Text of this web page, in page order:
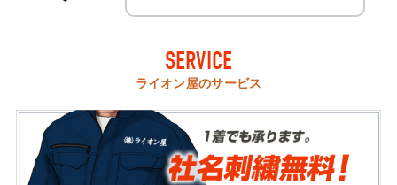
SERVICE
ライオン屋のサービス